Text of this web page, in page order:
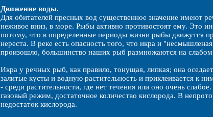
Движение воды.
Для обитателей пресных вод существенное значение имеют
неживое вниз, в море. Рыбы активно противостоят ему. Это
потому, что в определенные периоды жизни рыбы движутся
нереста. В реке есть опасность того, что икра и
произошло, большинство наших рыб размножаются на слабом
Икра у речных рыб, как правило, тонущая, липкая; она
залитые кусты и водную растительность и приклеивается к
- среди растительности, где нет течения или оно очень
газовый режим, достаточное количество кислорода. В
недостаток кислорода.